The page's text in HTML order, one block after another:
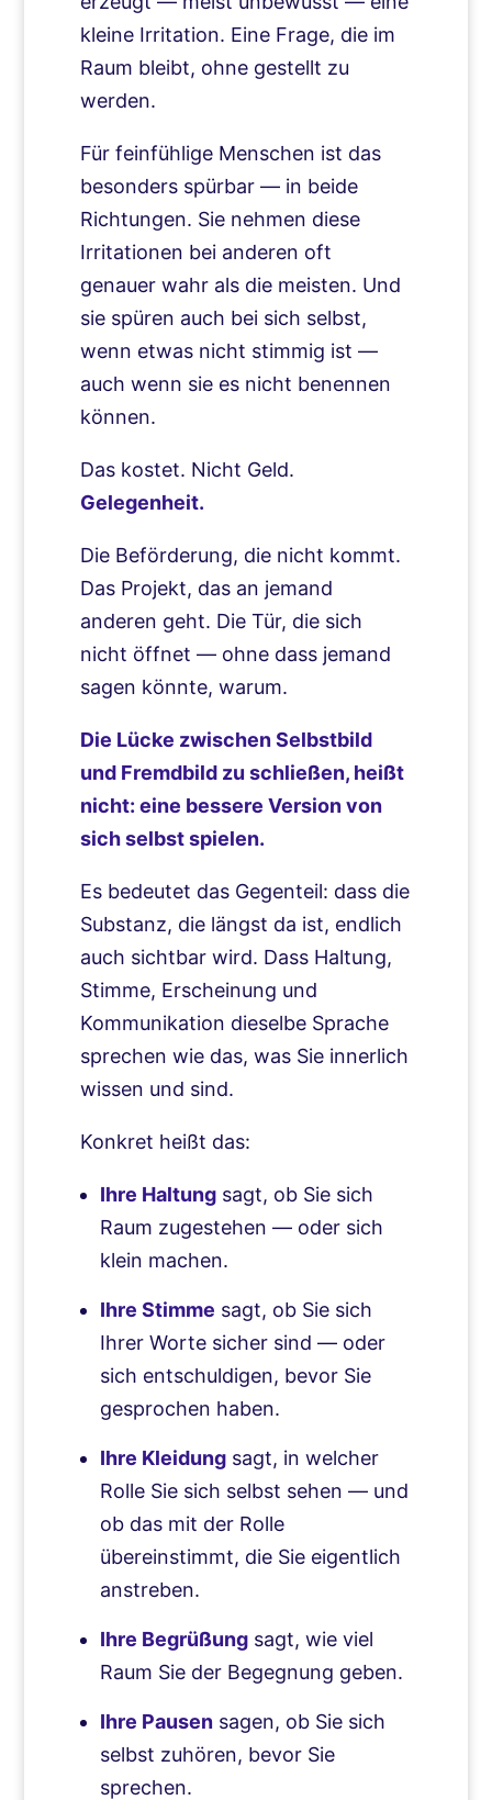
kleine Irritation. Eine Frage, die im
Raum bleibt, ohne gestellt zu
werden.
Für feinfühlige Menschen ist das
besonders spürbar — in beide
Richtungen. Sie nehmen diese
Irritationen bei anderen oft
genauer wahr als die meisten. Und
sie spüren auch bei sich selbst,
wenn etwas nicht stimmig ist —
auch wenn sie es nicht benennen
können.
Das kostet. Nicht Geld.
Gelegenheit.
Die Beförderung, die nicht kommt.
Das Projekt, das an jemand
anderen geht. Die Tür, die sich
nicht öffnet — ohne dass jemand
sagen könnte, warum.
Die Lücke zwischen Selbstbild
und Fremdbild zu schließen, heißt
nicht: eine bessere Version von
sich selbst spielen.
Es bedeutet das Gegenteil: dass die
Substanz, die längst da ist, endlich
auch sichtbar wird. Dass Haltung,
Stimme, Erscheinung und
Kommunikation dieselbe Sprache
sprechen wie das, was Sie innerlich
wissen und sind.
Konkret heißt das:
Ihre Haltungsagt, ob Sie sich
Raum zugestehen — oder sich
klein machen.
Ihre Stimme sagt, ob Sie sich
Ihrer Worte sicher sind — oder
sich entschuldigen, bevor Sie
gesprochen haben.
Ihre Kleidungsagt, in welcher
Rolle Sie sich selbst sehen — und
ob das mit der Rolle
übereinstimmt, die Sie eigentlich
anstreben.
Ihre Begrüßungsagt, wie viel
Raum Sie der Begegnung geben.
Ihre Pausensagen, ob Sie sich
selbst zuhören, bevor Sie
sprechen.